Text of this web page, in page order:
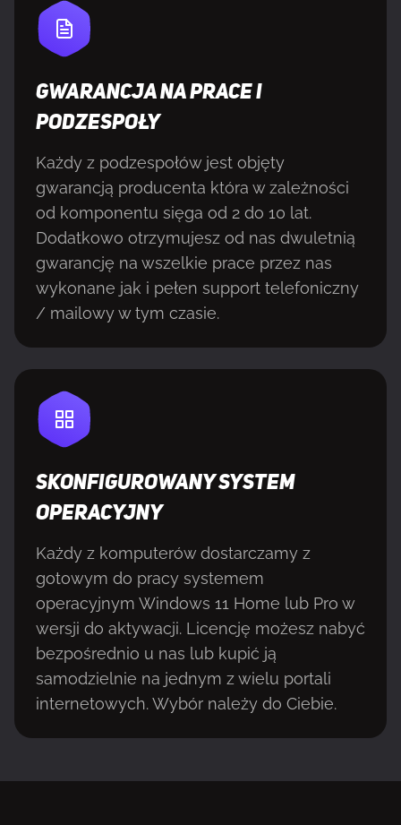
GWARANCJA NA PRACE I
PODZESPOŁY
Każdy z podzespołów jest objęty
gwarancją producenta która w zależności
od komponentu sięga od 2 do 10 lat.
Dodatkowo otrzymujesz od nas dwuletnią
gwarancję na wszelkie prace przez nas
wykonane jak i pełen support telefoniczny
/ mailowy w tym czasie.
SKONFIGUROWANY SYSTEM
OPERACYJNY
Każdy z komputerów dostarczamy z
gotowym do pracy systemem
operacyjnym Windows 11 Home lub Pro w
wersji do aktywacji. Licencję możesz nabyć
bezpośrednio u nas lub kupić ją
samodzielnie na jednym z wielu portali
internetowych. Wybór należy do Ciebie.